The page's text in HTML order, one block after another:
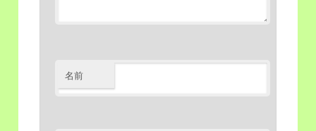
名前